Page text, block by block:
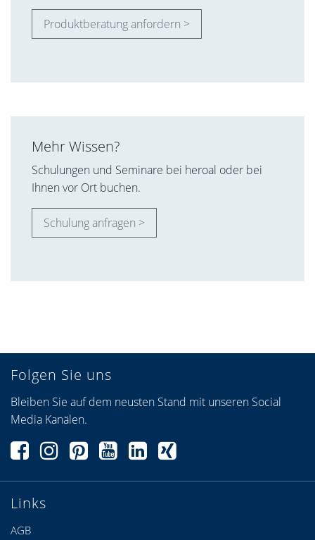
Produktberatung anfordern >
Mehr Wissen?
Schulungen und Seminare bei heroal oder bei
Ihnen vor Ort buchen.
Schulung anfragen >
Links
AGB
Folgen Sie uns
Bleiben Sie auf dem neusten Stand mit unseren Social
Media Kanälen.